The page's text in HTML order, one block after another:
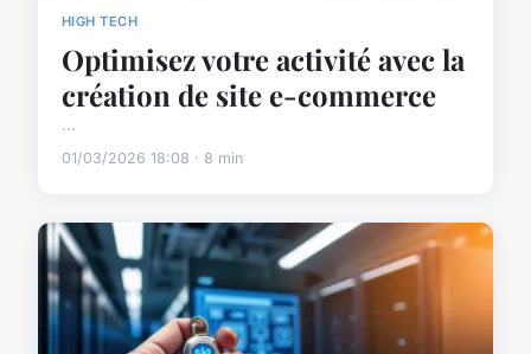
HIGH TECH
Optimisez votre activité avec la
création de site e-commerce
...
01/03/2026 18:08 · 8 min